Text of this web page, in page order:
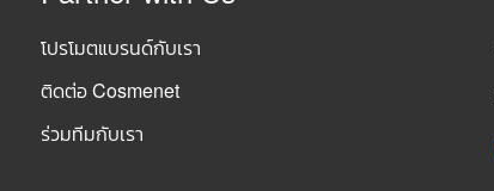
โปรโมตแบรนด์กับเรา
ติดต่อ Cosmenet
ร่วมทีมกับเรา